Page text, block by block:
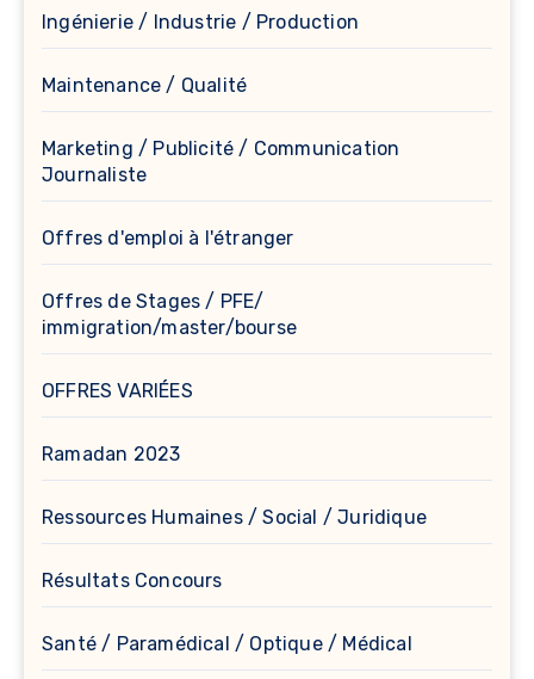
Ingénierie / Industrie / Production
Maintenance / Qualité
Marketing / Publicité / Communication
Journaliste
Offres d'emploi à l'étranger
Offres de Stages / PFE/
immigration/master/bourse
OFFRES VARIÉES
Ramadan 2023
Ressources Humaines / Social / Juridique
Résultats Concours
Santé / Paramédical / Optique / Médical